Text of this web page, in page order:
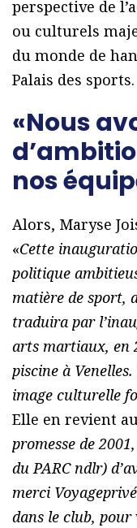
perspective de
ou culturels
du monde de
Palais des sports.
«Nous
nos
Alors, Maryse
«Cette
politique
matière de sport,
traduira par
arts martiaux, en
piscine à
image culturelle
Elle en revient au
promesse de
du PARC ndlr)
merci
dans le club,